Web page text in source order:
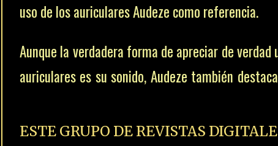
uso de los auriculares Audeze como referencia.
Aunque la verdadera forma de apreciar de verdad
auriculares es su sonido, Audeze también
ESTE GRUPO DE REVISTAS